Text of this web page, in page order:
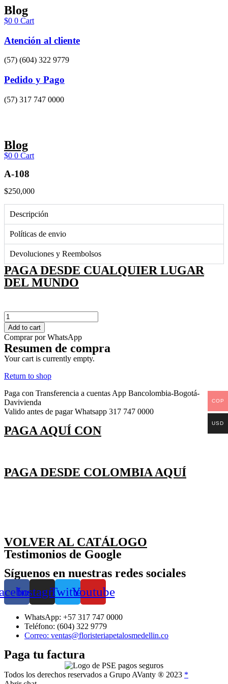
Ir
al
contenido
Blog
$0 0 Cart
Atención al cliente
(57) (604) 322 9779
Pedido y Pago
(57) 317 747 0000
Blog
$0 0 Cart
A-108
$250,000
Descripción
Políticas de envio
Devoluciones y Reembolsos
PAGA DESDE CUALQUIER LUGAR
DEL MUNDO
A-
108
quantity
Add to cart
Comprar por WhatsApp
Resumen de compra
Your cart is currently empty.
Return to shop
Paga con Transferencia a cuentas App Bancolombia-Bogotá-
Davivienda
Valido antes de pagar Whatsapp 317 747 0000
PAGA AQUÍ CON
PAGA DESDE COLOMBIA AQUÍ
VOLVER AL CATÁLOGO
Testimonios de Google
Síguenos en nuestras redes sociales
InstagramTwitterYoutube
WhatsApp: +57 317 747 0000
Teléfono: (604) 322 9779
Correo: ventas@floristeriapetalosmedellin.co
Paga tu factura
Todos los derechos reservados a Grupo AVanty ® 2023 *
COP
USD